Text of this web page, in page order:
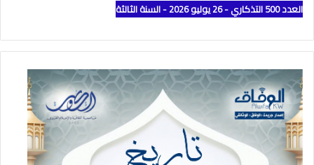
العدد 500 التذكاري - 26 يوليو 2026 - السنة الثالثة